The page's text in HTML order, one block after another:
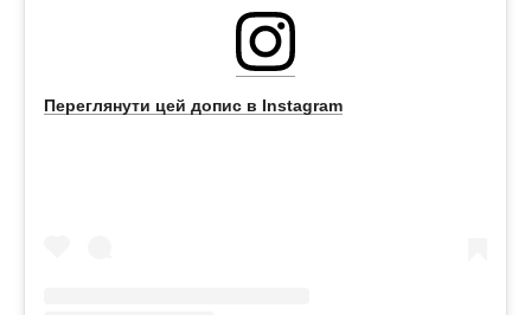
Переглянути цей допис в Instagram